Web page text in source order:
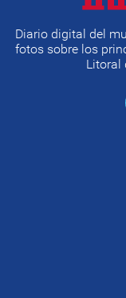
Diario digital del
fotos sobre los
Litoral